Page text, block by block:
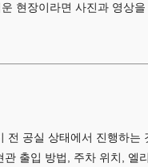
현장이라면 사진과 영상
공실 상태에서 진행하는
출입 방법, 주차 위치, 엘